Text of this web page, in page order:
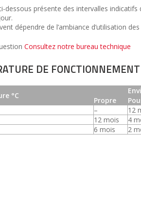
dessous présente des intervalles
dépendre de l’ambiance d’utilisation
Consultez notre bureau technique
DE FONCTIONNEMENT
°C
Propre
– 12
12 mois 4
6 mois 2